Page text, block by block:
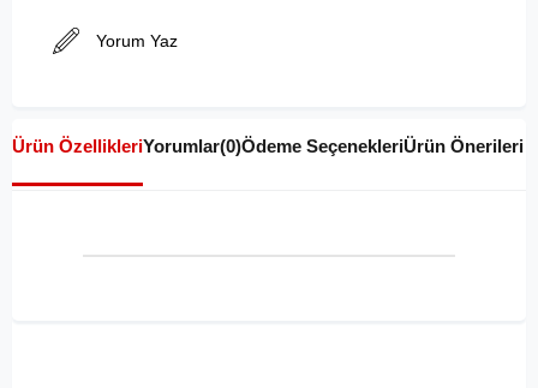
Yorum Yaz
Ürün ÖzellikleriYorumlar(0)Ödeme SeçenekleriÜrün Önerileri